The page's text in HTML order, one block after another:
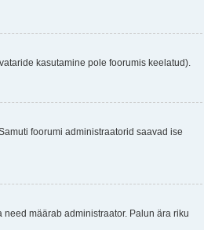
kasutamine pole foorumis keelatud).
foorumi administraatorid saavad ise
määrab administraator. Palun ära riku